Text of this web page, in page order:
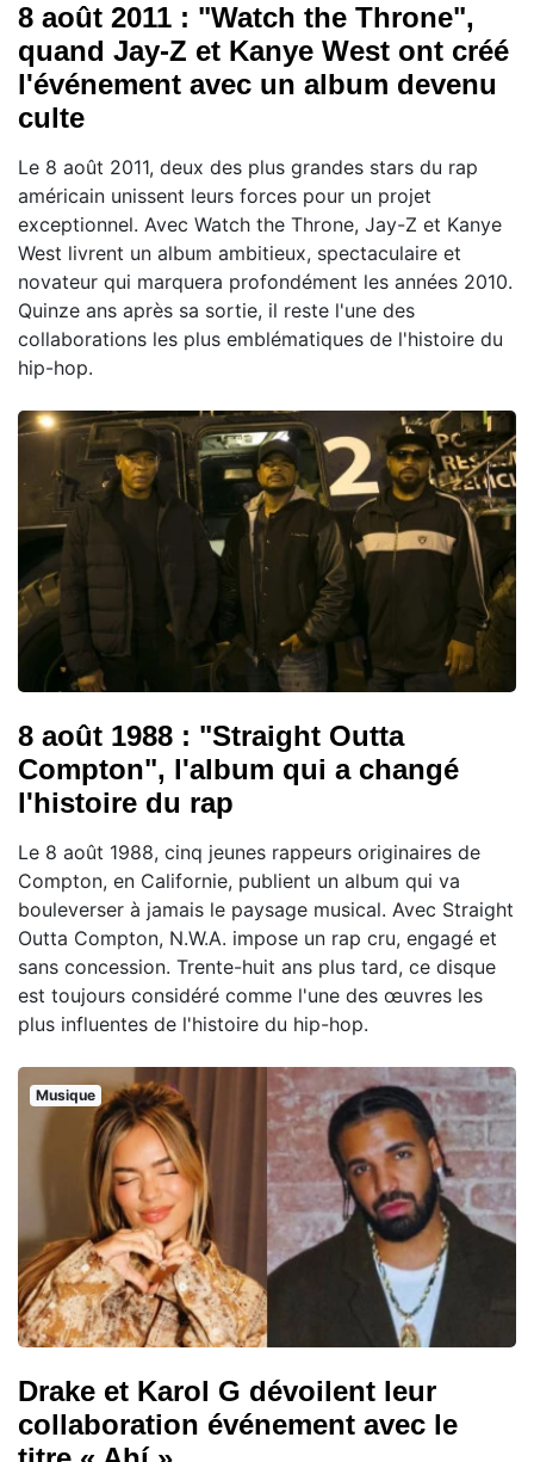
8 août 2011 : "Watch the Throne",
quand Jay-Z et Kanye West ont créé
l'événement avec un album devenu
culte
Le 8 août 2011, deux des plus grandes stars du rap
américain unissent leurs forces pour un projet
exceptionnel. Avec Watch the Throne, Jay-Z et Kanye
West livrent un album ambitieux, spectaculaire et
novateur qui marquera profondément les années 2010.
Quinze ans après sa sortie, il reste l'une des
collaborations les plus emblématiques de l'histoire du
hip-hop.
8 août 1988 : "Straight Outta
Compton", l'album qui a changé
l'histoire du rap
Le 8 août 1988, cinq jeunes rappeurs originaires de
Compton, en Californie, publient un album qui va
bouleverser à jamais le paysage musical. Avec Straight
Outta Compton, N.W.A. impose un rap cru, engagé et
sans concession. Trente-huit ans plus tard, ce disque
est toujours considéré comme l'une des œuvres les
plus influentes de l'histoire du hip-hop.
Musique
Drake et Karol G dévoilent leur
collaboration événement avec le